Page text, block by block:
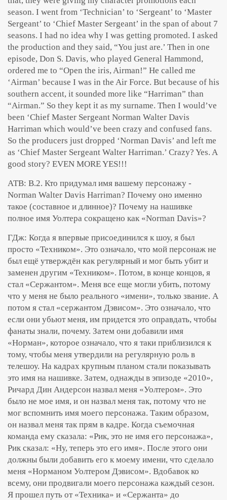
season. I went from ‘Technician’ to ‘Sergeant’ to ‘Master
Sergeant’ to ‘Chief Master Sergeant’ in the span of about 7
seasons. I had no idea why I was getting promoted. I asked
the production and they said, “You just are.’ Then in one
episode, Don S. Davis, who played General Hammond,
ordered me to “Open the iris, Airman!” He called me
‘Airman’ because I was in the Air Force. But because of his
southern accent, it sounded more like “Harriman” than
“Airman.” So they kept it as my surname. Then I would’ve
been ‘Chief Master Sergeant Norman Walter Davis
Harriman which would’ve been crazy and confused fans.
So the producers just dropped ‘Norman Davis’ and left me
as ‘Chief Master Sergeant Walter Harriman.’ Crazy? Yes. A
good story? EVEN MORE YES!!!
АТВ: В.2. Кто придумал имя вашему персонажу -
Norman Walter Davis Harriman? Почему оно именно
такое (составное и длинное)? Почему на нашивке
полное имя Уолтера сокращено как «Norman Davis»?
ГДж: Когда я впервые присоединился к шоу, я был
просто «Техником». Это означало, что мой персонаж не
был ещё утверждён как регулярный и мог быть убит и
заменен другим «Техником». Потом, в конце концов, я
стал «Сержантом». Меня все еще могли убить, потому
что у меня не было реального «имени», только звание. А
потом я стал «сержантом Дэвисом». Это означало, что
если они убьют меня, им придется это оправдать, чтобы
фанаты знали, почему. Затем они добавили имя
«Норман», которое означало, что я таки приблизился к
тому, чтобы меня утвердили на регулярную роль в
телешоу. На кадрах крупным планом стали показывать
это имя на нашивке. Затем, однажды в эпизоде «2010»,
Ричард Дин Андерсон назвал меня «Уолтером». Это
было не мое имя, и он назвал меня так, потому что не
мог вспомнить имя моего персонажа. Таким образом,
он назвал меня так прям в кадре. Когда съемочная
команда ему сказала: «Рик, это не имя его персонажа»,
Рик сказал: «Ну, теперь это его имя». После этого они
должны были добавить его к моему имени, что сделало
меня «Норманом Уолтером Дэвисом». Вдобавок ко
всему, они продвигали моего персонажа каждый сезон.
Я прошел путь от «Техника» и «Сержанта» до